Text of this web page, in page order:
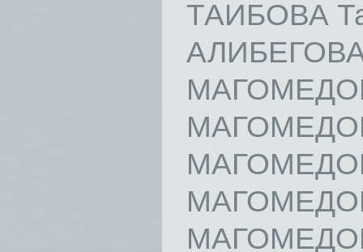
ТАИБОВА
АЛИБЕГОВА